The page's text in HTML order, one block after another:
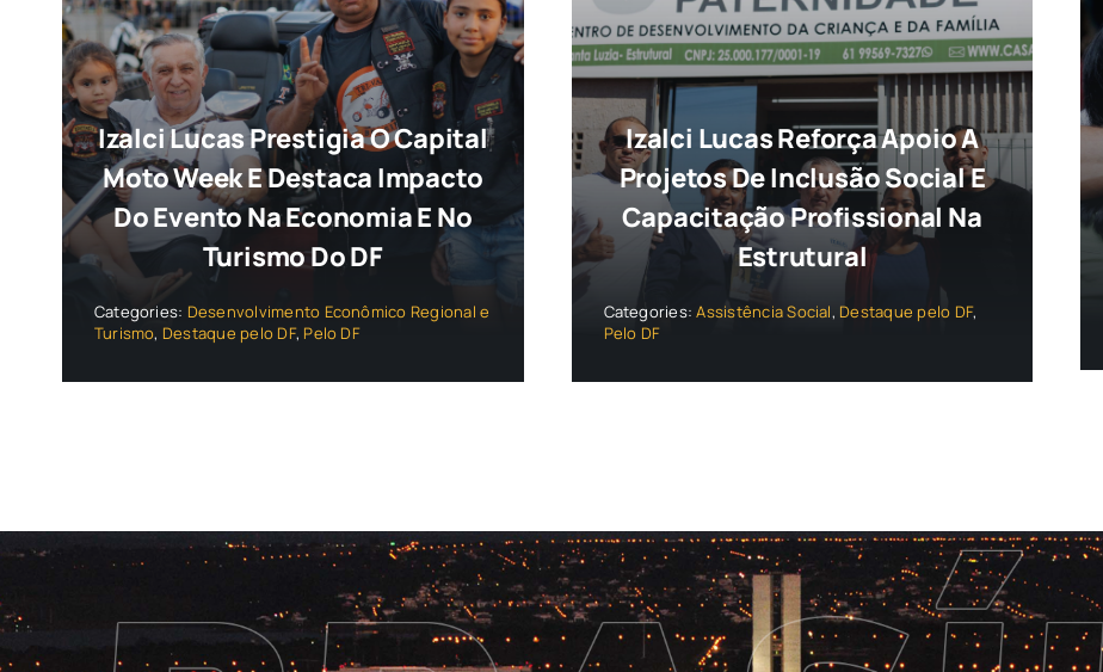
Izalci Lucas Prestigia O Capital
Moto Week E Destaca Impacto
Do Evento Na Economia E No
Turismo Do DF
Categories: Desenvolvimento Econômico Regional e
Turismo, Destaque pelo DF, Pelo DF
Izalci Lucas Reforça Apoio A
Projetos De Inclusão Social E
Capacitação Profissional Na
Estrutural
Categories:Assistência Social, Destaque pelo DF,
Pelo DF